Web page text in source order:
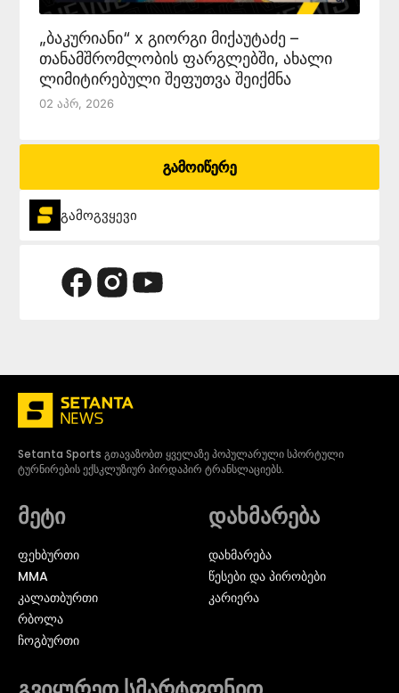
„ბაკურიანი“ x გიორგი მიქაუტაძე –
თანამშრომლობის ფარგლებში, ახალი
ლიმიტირებული შეფუთვა შეიქმნა
02 Აპრ, 2026
გამოიწერე
გამოგვყევი
Setanta Sports გთავაზობთ ყველაზე პოპულარული სპორტული
ტურნირების ექსკლუზიურ პირდაპირ ტრანსლაციებს.
მეტი
ᲤᲔᲮᲑᲣᲠᲗᲘ
MMA
ᲙᲐᲚᲐᲗᲑᲣᲠᲗᲘ
ᲠᲑᲝᲚᲐ
ᲩᲝᲒᲑᲣᲠᲗᲘ
დახმარება
დახმარება
წესები და პირობები
კარიერა